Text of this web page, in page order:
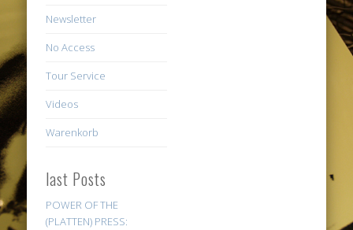
Newsletter
No Access
Tour Service
Videos
Warenkorb
last Posts
POWER OF THE
(PLATTEN) PRESS: